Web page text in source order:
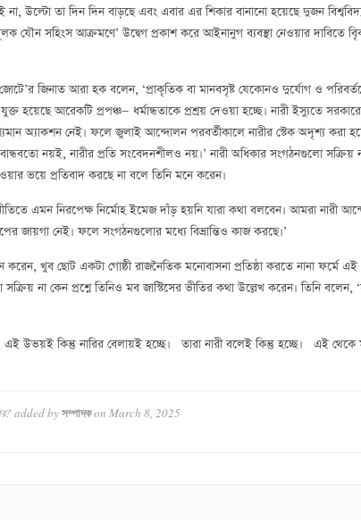
না, উল্টো তা দিন দিন বাড়ছে এবং এবার এর শিকার বানানো হয়েছে দুজন
যৌন সহিংস আক্রমণে’ উদ্বেগ প্রকাশ করে আইনানুগ ব্যবস্থা নেওয়ার দাবিতে
জোটে’র জিনাত আরা হক বলেন, ‘প্রাকৃতিক বা মানবসৃষ্ট যেকোনও দুর্যোগ ও
হয়েছে আরেকটি প্রপঞ্চ— ধর্মান্ধতাকে প্রশ্রয় দেওয়া হচ্ছে। নারী ইস্যুতে
অ্যাকশন নেই। ফলে জুলাই আন্দোলন পরবর্তীকালে নারীর স্টেক অদৃশ্য করা
নয়ই, নারীর প্রতি সংবেদনশীলও নয়।’ নারী অধিকার সংগঠনগুলো
ভয়ে প্রতিবাদ করছে না বলে তিনি মনে করেন।
এমন নিরপেক্ষ নির্মোহ ইমেজ দাঁড় হয়নি যারা কথা বলবেন। আমরা নারী
জায়গা নেই। ফলে সংগঠনগুলোর মধ্যে বিভ্রান্তিও কাজ করছে।’
খুব ছোট একটা গোষ্ঠী রাজনৈতিক মনোবাসনা প্রতিষ্ঠা করতে নানা ফর্মে এই
না কেন প্রশ্নে তিনিও মব জাস্টিসের ভীতির কথা উল্লেখ করেন। তিনি বলেন,
এই উভয়ই কিন্তু নারির বেলায়ই হচ্ছে। তারা নারী বলেই কিন্তু হচ্ছে। এই থেকে
added by সম্পাদকon March 8, 2025